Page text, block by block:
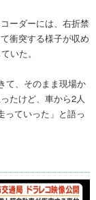
ーダーには、右折禁
衝突する様子が収め
いた。
て、そのまま現場か
たけど、車から2人
っていった」と語っ